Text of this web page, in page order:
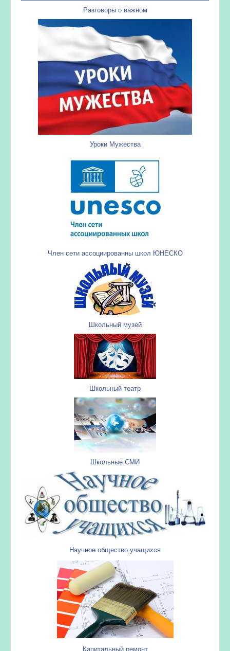
Разговоры о важном
Уроки Мужества
Член сети ассоциированны школ ЮНЕСКО
Школьный музей
Школьный театр
Школьные СМИ
Научное общество учащихся
Капитальный ремонт